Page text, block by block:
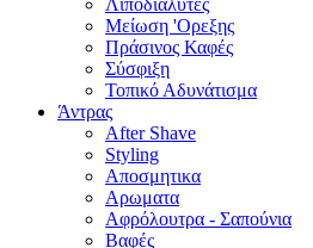
Λιποδιαλύτες
Μείωση 'Ορεξης
Πράσινος Καφές
Σύσφιξη
Τοπικό Αδυνάτισμα
Άντρας
After Shave
Styling
Αποσμητικα
Αρωματα
Αφρόλουτρα - Σαπούνια
Βαφές